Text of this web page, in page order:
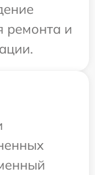
ремонта и